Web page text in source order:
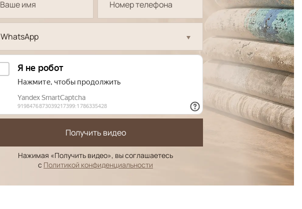
WhatsApp
Получить видео
Нажимая «Получить видео», вы соглашаетесь
с Политикой конфиденциальности